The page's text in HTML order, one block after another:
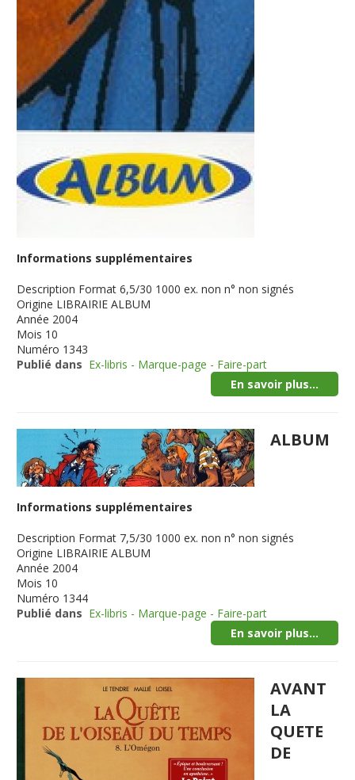
Informations supplémentaires
Description Format 6,5/30 1000 ex. non n° non signés
Origine LIBRAIRIE ALBUM
Année 2004
Mois 10
Numéro 1343
Publié dans Ex-libris - Marque-page - Faire-part
En savoir plus...
ALBUM
Informations supplémentaires
Description Format 7,5/30 1000 ex. non n° non signés
Origine LIBRAIRIE ALBUM
Année 2004
Mois 10
Numéro 1344
Publié dans Ex-libris - Marque-page - Faire-part
En savoir plus...
AVANT
LA
QUETE
DE